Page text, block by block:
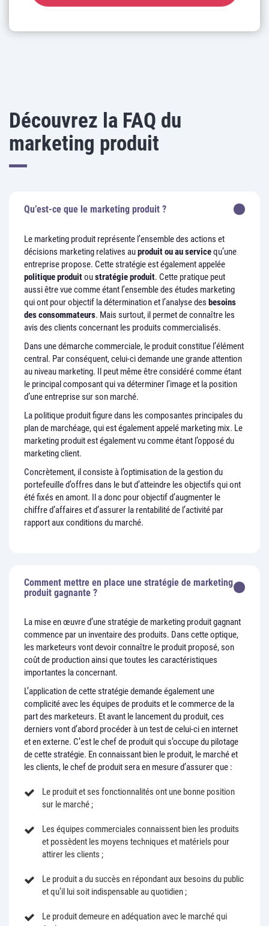
Découvrez la FAQ du
marketing produit
Qu’est-ce que le marketing produit ?
Le marketing produit représente l’ensemble des actions et
décisions marketing relatives auproduit ou au servicequ’une
entreprise propose. Cette stratégie est également appelée
politique produitoustratégie produit. Cette pratique peut
aussi être vue comme étant l’ensemble des études marketing
qui ont pour objectif la détermination et l’analyse des besoins
des consommateurs. Mais surtout, il permet de connaître les
avis des clients concernant les produits commercialisés.
Dans une démarche commerciale, le produit constitue l’élément
central. Par conséquent, celui-ci demande une grande attention
au niveau marketing. Il peut même être considéré comme étant
le principal composant qui va déterminer l’image et la position
d’une entreprise sur son marché.
La politique produit figure dans les composantes principales du
plan de marchéage, qui est également appelé marketing mix. Le
marketing produit est également vu comme étant l’opposé du
marketing client.
Concrètement, il consiste à l’optimisation de la gestion du
portefeuille d’offres dans le but d’atteindre les objectifs qui ont
été fixés en amont. Il a donc pour objectif d’augmenter le
chiffre d’affaires et d’assurer la rentabilité de l’activité par
rapport aux conditions du marché.
Comment mettre en place une stratégie de marketing
produit gagnante ?
La mise en œuvre d’une stratégie de marketing produit gagnant
commence par un inventaire des produits. Dans cette optique,
les marketeurs vont devoir connaître le produit proposé, son
coût de production ainsi que toutes les caractéristiques
importantes la concernant.
L’application de cette stratégie demande également une
complicité avec les équipes de produits et le commerce de la
part des marketeurs. Et avant le lancement du produit, ces
derniers vont d’abord procéder à un test de celui-ci en internet
et en externe. C’est le chef de produit qui s’occupe du pilotage
de cette stratégie. En connaissant bien le produit, le marché et
les clients, le chef de produit sera en mesure d’assurer que :
Le produit et ses fonctionnalités ont une bonne position
sur le marché ;
Les équipes commerciales connaissent bien les produits
et possèdent les moyens techniques et matériels pour
attirer les clients ;
Le produit a du succès en répondant aux besoins du public
et qu’il lui soit indispensable au quotidien ;
Le produit demeure en adéquation avec le marché qui